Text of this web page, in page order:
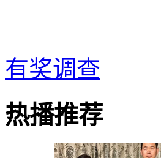
有奖调查
热播推荐